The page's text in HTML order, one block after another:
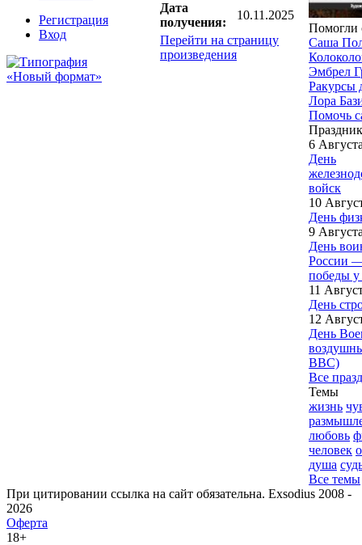
Регистрация
Вход
Дата
получения:
10.11.2025
Перейти на страницу
произведения
Помогли
Саша
Эмбрел
Ракурсы
Лора
Помочь
6
День
войск
10
День
9
День
России
победы у
11
День
12
День
ВВС)
Все
Темы
жизнь
любовь
человек
душа
Все темы
При цитировании ссылка на сайт обязательна. Exsodius 2008 -
2026
Оферта
18+